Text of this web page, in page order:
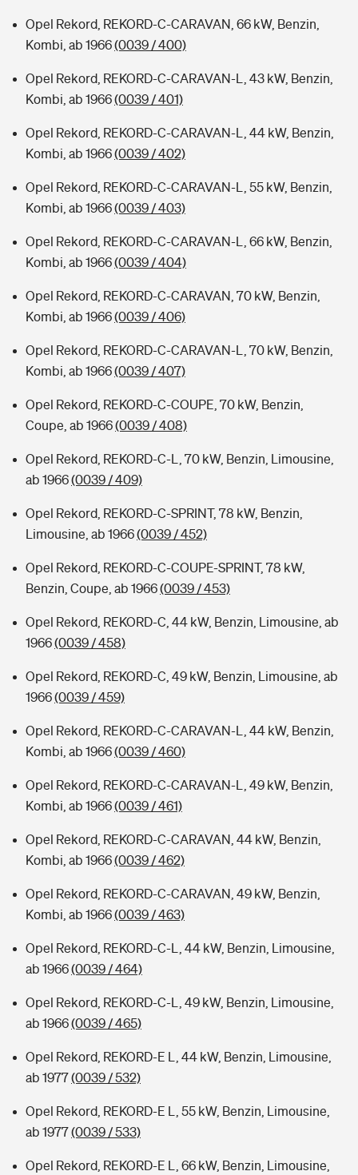
Opel Rekord, REKORD-C-CARAVAN, 66 kW, Benzin,
Kombi, ab 1966(0039 / 400)
Opel Rekord, REKORD-C-CARAVAN-L, 43 kW, Benzin,
Kombi, ab 1966(0039 / 401)
Opel Rekord, REKORD-C-CARAVAN-L, 44 kW, Benzin,
Kombi, ab 1966(0039 / 402)
Opel Rekord, REKORD-C-CARAVAN-L, 55 kW, Benzin,
Kombi, ab 1966(0039 / 403)
Opel Rekord, REKORD-C-CARAVAN-L, 66 kW, Benzin,
Kombi, ab 1966(0039 / 404)
Opel Rekord, REKORD-C-CARAVAN, 70 kW, Benzin,
Kombi, ab 1966(0039 / 406)
Opel Rekord, REKORD-C-CARAVAN-L, 70 kW, Benzin,
Kombi, ab 1966(0039 / 407)
Opel Rekord, REKORD-C-COUPE, 70 kW, Benzin,
Coupe, ab 1966(0039 / 408)
Opel Rekord, REKORD-C-L, 70 kW, Benzin, Limousine,
ab 1966(0039 / 409)
Opel Rekord, REKORD-C-SPRINT, 78 kW, Benzin,
Limousine, ab 1966(0039 / 452)
Opel Rekord, REKORD-C-COUPE-SPRINT, 78 kW,
Benzin, Coupe, ab 1966(0039 / 453)
Opel Rekord, REKORD-C, 44 kW, Benzin, Limousine, ab
1966(0039 / 458)
Opel Rekord, REKORD-C, 49 kW, Benzin, Limousine, ab
1966(0039 / 459)
Opel Rekord, REKORD-C-CARAVAN-L, 44 kW, Benzin,
Kombi, ab 1966(0039 / 460)
Opel Rekord, REKORD-C-CARAVAN-L, 49 kW, Benzin,
Kombi, ab 1966(0039 / 461)
Opel Rekord, REKORD-C-CARAVAN, 44 kW, Benzin,
Kombi, ab 1966(0039 / 462)
Opel Rekord, REKORD-C-CARAVAN, 49 kW, Benzin,
Kombi, ab 1966(0039 / 463)
Opel Rekord, REKORD-C-L, 44 kW, Benzin, Limousine,
ab 1966(0039 / 464)
Opel Rekord, REKORD-C-L, 49 kW, Benzin, Limousine,
ab 1966(0039 / 465)
Opel Rekord, REKORD-E L, 44 kW, Benzin, Limousine,
ab 1977(0039 / 532)
Opel Rekord, REKORD-E L, 55 kW, Benzin, Limousine,
ab 1977(0039 / 533)
Opel Rekord, REKORD-E L, 66 kW, Benzin, Limousine,